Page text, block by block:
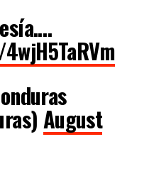
August